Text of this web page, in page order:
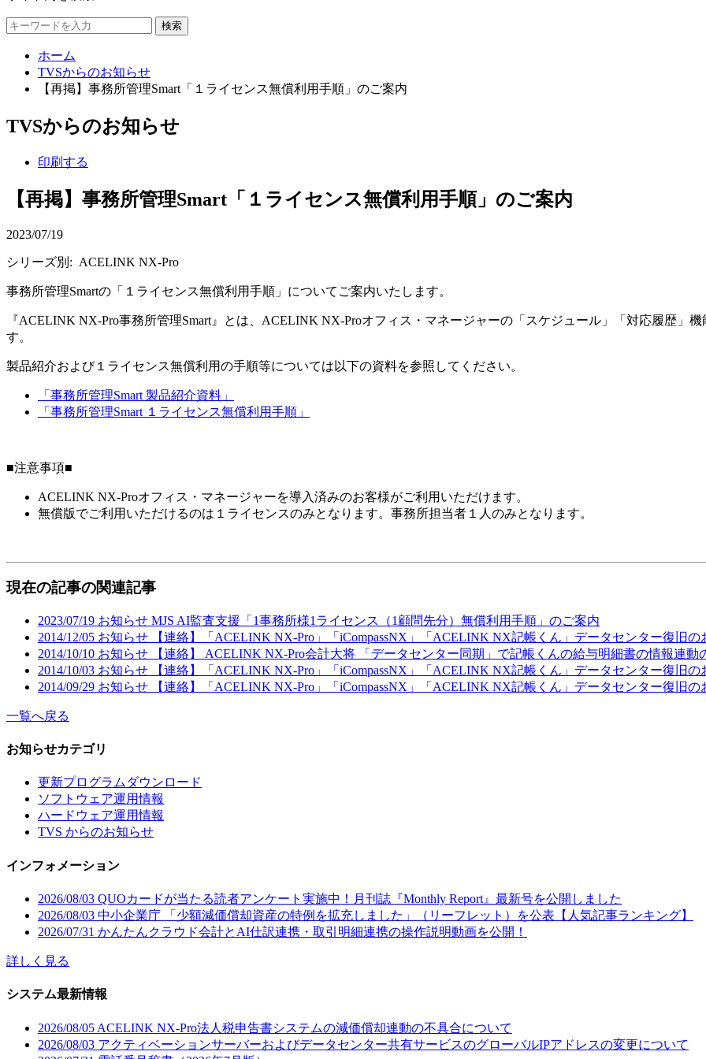
検索
ホーム
TVSからのお知らせ
【再掲】事務所管理Smart「１ライセンス無償利用手順」のご案内
TVSからのお知らせ
印刷する
【再掲】事務所管理Smart「１ライセンス無償利用手順」のご案内
2023/07/19
シリーズ別: ACELINK NX-Pro
事務所管理Smartの「１ライセンス無償利用手順」についてご案内いたします。
『ACELINK NX-Pro事務所管理Smart』とは、ACELINK NX-Proオフィス・マネージャーの「スケジュール」「対応履歴」
す。
製品紹介および１ライセンス無償利用の手順等については以下の資料を参照してください。
「事務所管理Smart 製品紹介資料」
「事務所管理Smart １ライセンス無償利用手順」
■注意事項■
ACELINK NX-Proオフィス・マネージャーを導入済みのお客様がご利用いただけます。
無償版でご利用いただけるのは１ライセンスのみとなります。事務所担当者１人のみとなります。
現在の記事の関連記事
2023/07/19 お知らせ MJS AI監査支援「1事務所様1ライセンス（1顧問先分）無償利用手順」のご案内
2014/12/05 お知らせ
【連絡】「ACELINK NX-Pro」「iCompassNX」「ACELINK NX記帳くん」データセンター復旧の
2014/10/10 お知らせ
【連絡】 ACELINK NX-Pro会計大将 「データセンター同期」で記帳くんの給与明細書の情報連動
2014/10/03 お知らせ
【連絡】「ACELINK NX-Pro」「iCompassNX」「ACELINK NX記帳くん」データセンター復旧の
2014/09/29 お知らせ 【連絡】「ACELINK NX-Pro」「iCompassNX」「ACELINK NX記帳くん」データセンター復旧の
一覧へ戻る
お知らせカテゴリ
更新プログラムダウンロード
ソフトウェア運用情報
ハードウェア運用情報
TVS からのお知らせ
インフォメーション
2026/08/03 QUOカードが当たる読者アンケート実施中！月刊誌『Monthly Report』最新号を公開しました
2026/08/03 中小企業庁 「少額減価償却資産の特例を拡充しました」（リーフレット）を公表【人気記事ランキング】
2026/07/31 かんたんクラウド会計とAI仕訳連携・取引明細連携の操作説明動画を公開！
詳しく見る
システム最新情報
2026/08/05 ACELINK NX-Pro法人税申告書システムの減価償却連動の不具合について
2026/08/03 アクティベーションサーバーおよびデータセンター共有サービスのグローバルIPアドレスの変更について